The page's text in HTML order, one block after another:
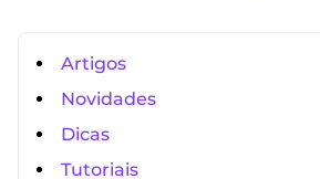
Artigos
Novidades
Dicas
Tutoriais